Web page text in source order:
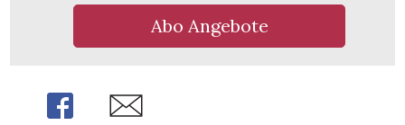
Abo Angebote
Share Share